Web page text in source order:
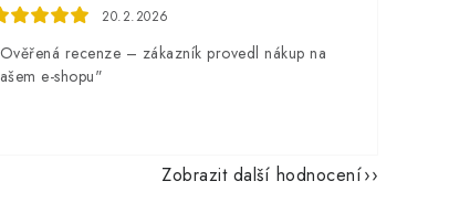
20.2.2026
recenze – zákazník provedl nákup na
e-shopu"
Zobrazit další hodnocení